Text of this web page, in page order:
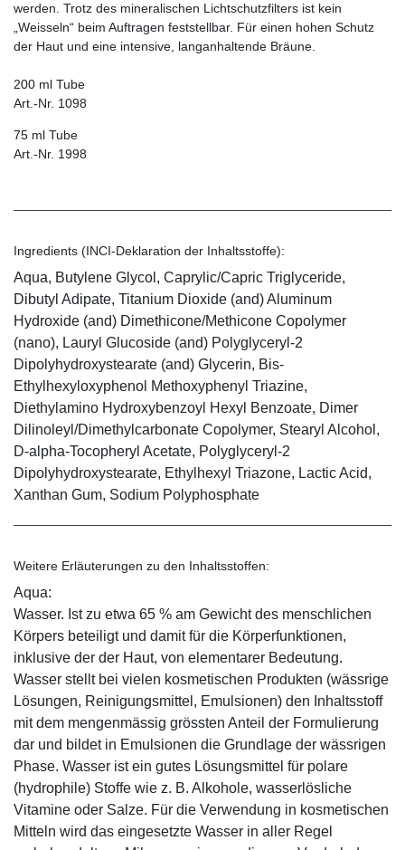
werden. Trotz des mineralischen Lichtschutzfilters ist kein
„Weisseln“ beim Auftragen feststellbar. Für einen hohen Schutz
der Haut und eine intensive, langanhaltende Bräune.
200 ml Tube
Art.-Nr. 1098
75 ml Tube
Art.-Nr. 1998
Ingredients (INCI-Deklaration der Inhaltsstoffe):
Aqua, Butylene Glycol, Caprylic/Capric Triglyceride,
Dibutyl Adipate, Titanium Dioxide (and) Aluminum
Hydroxide (and) Dimethicone/Methicone Copolymer
(nano), Lauryl Glucoside (and) Polyglyceryl-2
Dipolyhydroxystearate (and) Glycerin, Bis-
Ethylhexyloxyphenol Methoxyphenyl Triazine,
Diethylamino Hydroxybenzoyl Hexyl Benzoate, Dimer
Dilinoleyl/Dimethylcarbonate Copolymer, Stearyl Alcohol,
D-alpha-Tocopheryl Acetate, Polyglyceryl-2
Dipolyhydroxystearate, Ethylhexyl Triazone, Lactic Acid,
Xanthan Gum, Sodium Polyphosphate
Weitere Erläuterungen zu den Inhaltsstoffen:
Aqua:
Wasser. Ist zu etwa 65 % am Gewicht des menschlichen
Körpers beteiligt und damit für die Körperfunktionen,
inklusive der der Haut, von elementarer Bedeutung.
Wasser stellt bei vielen kosmetischen Produkten (wässrige
Lösungen, Reinigungsmittel, Emulsionen) den Inhaltsstoff
mit dem mengenmässig grössten Anteil der Formulierung
dar und bildet in Emulsionen die Grundlage der wässrigen
Phase. Wasser ist ein gutes Lösungsmittel für polare
(hydrophile) Stoffe wie z. B. Alkohole, wasserlösliche
Vitamine oder Salze. Für die Verwendung in kosmetischen
Mitteln wird das eingesetzte Wasser in aller Regel